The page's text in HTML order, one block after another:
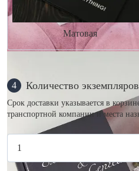
Матовая
4 Количество
Срок доставки указывается в
транспортной компании и места